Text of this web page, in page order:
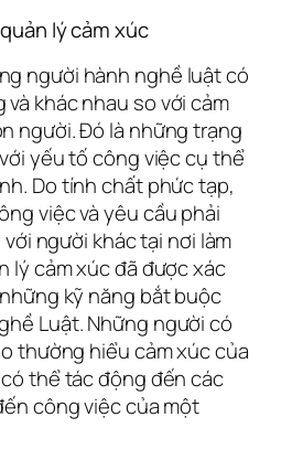
lý cảm xúc
người hành nghề luật có
khác nhau so với cảm
người. Đó là những trạng
yếu tố công việc cụ thể
Do tính chất phức tạp,
việc và yêu cầu phải
người khác tại nơi làm
lý cảm xúc đã được xác
kỹ năng bắt buộc
Luật. Những người có
thường hiểu cảm xúc của
thể tác động đến các
công việc của một